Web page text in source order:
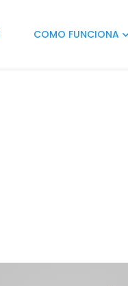
COMO FUNCIONA